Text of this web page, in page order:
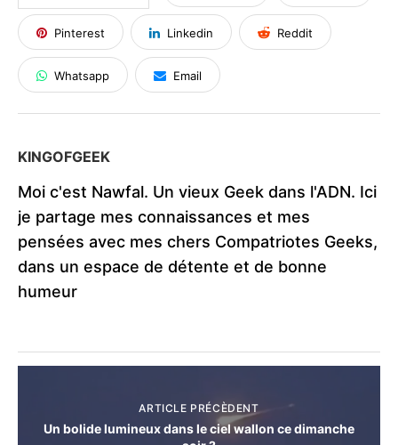
Pinterest Linkedin Reddit
Whatsapp Email
KINGOFGEEK
Moi c'est Nawfal. Un vieux Geek dans l'ADN. Ici
je partage mes connaissances et mes
pensées avec mes chers Compatriotes Geeks,
dans un espace de détente et de bonne
humeur
ARTICLE PRÉCÈDENT
Un bolide lumineux dans le ciel wallon ce dimanche